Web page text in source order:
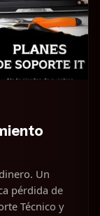
Un
pérdida de
Técnico y